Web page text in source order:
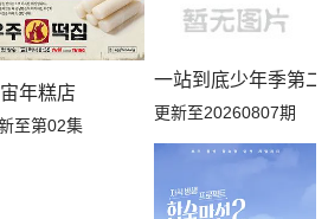
年糕店
至第02集
一站到底少年季第二
更新至20260807期